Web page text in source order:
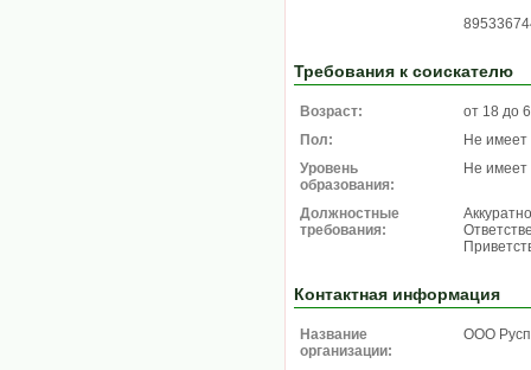
Требования к соискателю
Возраст:
от 18 до
Пол:
Не имеет
Уровень
образования:
Не имеет
Должностные
требования:
Контактная информация
Название
организации:
ООО